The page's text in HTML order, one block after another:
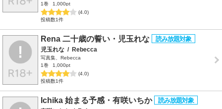
1巻
1,000pt
(4.0)
投稿数1件
Rena 二十歳の誓い・児玉れな
児玉れな / Rebecca
写真集、Rebecca
1巻
1,000pt
(4.0)
投稿数1件
Ichika 始まる予感・有咲いちか